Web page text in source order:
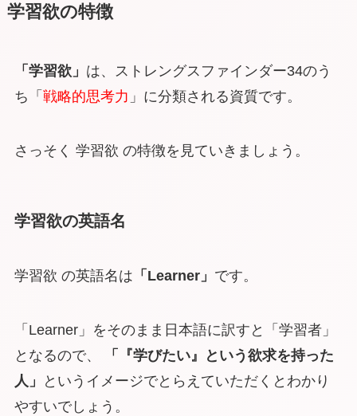
学習欲の特徴
「学習欲」 は、ストレングスファインダー34のう
ち「 戦略的思考力 」に分類される資質です。
さっそく 学習欲 の特徴を見ていきましょう。
学習欲の英語名
学習欲 の英語名は 「Learner」 です。
「Learner」をそのまま日本語に訳すと「学習者」
となるので、
「『学びたい』という欲求を持った
人」
というイメージでとらえていただくとわかり
やすいでしょう。